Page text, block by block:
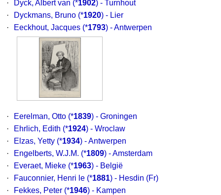
·
Dyck, Albert van (*1902) - Turnhout
·
Dyckmans, Bruno (*1920) - Lier
·
Eeckhout, Jacques (*1793) - Antwerpen
· Eerelman, Otto (*1839) - Groningen
·
Ehrlich, Edith (*1924) - Wroclaw
·
Elzas, Yetty (*1934) - Antwerpen
·
Engelberts, W.J.M. (*1809) - Amsterdam
·
Everaet, Mieke (*1963) - België
·
Fauconnier, Henri le (*1881) - Hesdin (Fr)
·
Fekkes, Peter (*1946) - Kampen